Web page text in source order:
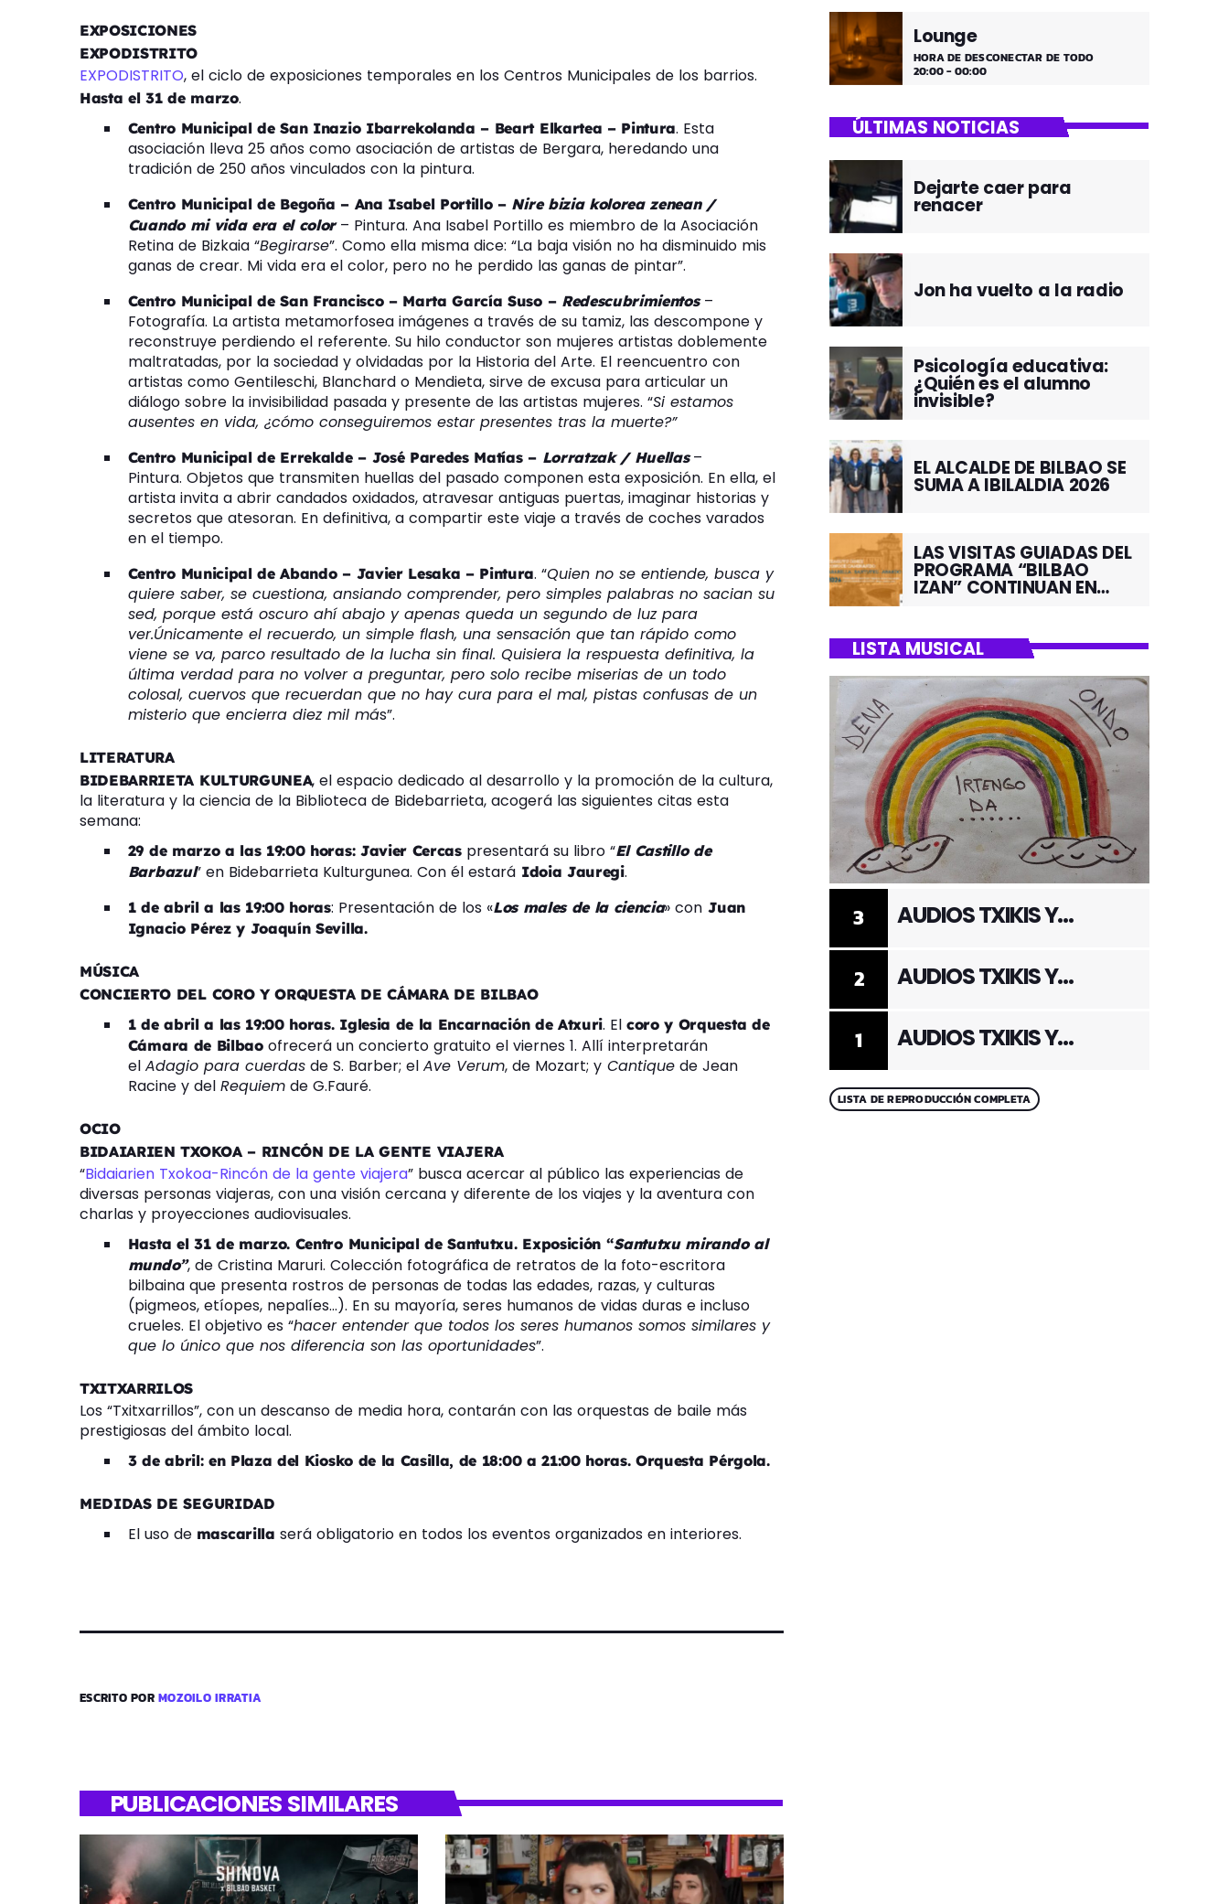
EXPOSICIONES
EXPODISTRITO
EXPODISTRITO, el ciclo de exposiciones temporales en los Centros Municipales de los barrios.
Hasta el 31 de marzo.
Centro Municipal de San Inazio Ibarrekolanda – Beart Elkartea – Pintura. Esta
asociación lleva 25 años como asociación de artistas de Bergara, heredando una
tradición de 250 años vinculados con la pintura.
Centro Municipal de Begoña – Ana Isabel Portillo – Nire bizia kolorea zenean /
Cuando mi vida era el color– Pintura. Ana Isabel Portillo es miembro de la Asociación
Retina de Bizkaia “Begirarse”. Como ella misma dice: “La baja visión no ha disminuido mis
ganas de crear. Mi vida era el color, pero no he perdido las ganas de pintar”.
Centro Municipal de San Francisco – Marta García Suso – Redescubrimientos –
Fotografía. La artista metamorfosea imágenes a través de su tamiz, las descompone y
reconstruye perdiendo el referente. Su hilo conductor son mujeres artistas doblemente
maltratadas, por la sociedad y olvidadas por la Historia del Arte. El reencuentro con
artistas como Gentileschi, Blanchard o Mendieta, sirve de excusa para articular un
diálogo sobre la invisibilidad pasada y presente de las artistas mujeres. “Si estamos
ausentes en vida, ¿cómo conseguiremos estar presentes tras la muerte?”
Centro Municipal de Errekalde – José Paredes Matías – Lorratzak / Huellas–
Pintura. Objetos que transmiten huellas del pasado componen esta exposición. En ella, el
artista invita a abrir candados oxidados, atravesar antiguas puertas, imaginar historias y
secretos que atesoran. En definitiva, a compartir este viaje a través de coches varados
en el tiempo.
Centro Municipal de Abando – Javier Lesaka – Pintura. “Quien no se entiende, busca y
quiere saber, se cuestiona, ansiando comprender, pero simples palabras no sacian su
sed, porque está oscuro ahí abajo y apenas queda un segundo de luz para
ver.Únicamente el recuerdo, un simple flash, una sensación que tan rápido como
viene se va, parco resultado de la lucha sin final. Quisiera la respuesta definitiva, la
última verdad para no volver a preguntar, pero solo recibe miserias de un todo
colosal, cuervos que recuerdan que no hay cura para el mal, pistas confusas de un
misterio que encierra diez mil más”.
LITERATURA
BIDEBARRIETA KULTURGUNEA, el espacio dedicado al desarrollo y la promoción de la cultura,
la literatura y la ciencia de la Biblioteca de Bidebarrieta, acogerá las siguientes citas esta
semana:
29 de marzo a las 19:00 horas: Javier Cercaspresentará su libro “El Castillo de
Barbazul” en Bidebarrieta Kulturgunea. Con él estará Idoia Jauregi.
1 de abril a las 19:00 horas: Presentación de los «Los males de la ciencia» con Juan
Ignacio Pérez y Joaquín Sevilla.
MÚSICA
CONCIERTO DEL CORO Y ORQUESTA DE CÁMARA DE BILBAO
1 de abril a las 19:00 horas. Iglesia de la Encarnación de Atxuri. El coro y Orquesta de
Cámara de Bilbaoofrecerá un concierto gratuito el viernes 1. Allí interpretarán
el Adagio para cuerdasde S. Barber; el Ave Verum, de Mozart; yCantiquede Jean
Racine y del Requiemde G.Fauré.
OCIO
BIDAIARIEN TXOKOA – RINCÓN DE LA GENTE VIAJERA
“Bidaiarien Txokoa-Rincón de la gente viajera” busca acercar al público las experiencias de
diversas personas viajeras, con una visión cercana y diferente de los viajes y la aventura con
charlas y proyecciones audiovisuales.
Hasta el 31 de marzo. Centro Municipal de Santutxu. Exposición “Santutxu mirando al
mundo”, de Cristina Maruri. Colección fotográfica de retratos de la foto-escritora
bilbaina que presenta rostros de personas de todas las edades, razas, y culturas
(pigmeos, etíopes, nepalíes…). En su mayoría, seres humanos de vidas duras e incluso
crueles. El objetivo es “hacer entender que todos los seres humanos somos similares y
que lo único que nos diferencia son las oportunidades”.
TXITXARRILOS
Los “Txitxarrillos”, con un descanso de media hora, contarán con las orquestas de baile más
prestigiosas del ámbito local.
3 de abril: en Plaza del Kiosko de la Casilla, de 18:00 a 21:00 horas. Orquesta Pérgola.
MEDIDAS DE SEGURIDAD
El uso de mascarilla será obligatorio en todos los eventos organizados en interiores.
ESCRITO PORMOZOILO IRRATIA
PUBLICACIONES SIMILARES
Lounge
HORA DE DESCONECTAR DE TODO
20:00 - 00:00
ÚLTIMAS NOTICIAS
Dejarte caer para
renacer
Jon ha vuelto a la radio
Psicología educativa:
¿Quién es el alumno
invisible?
EL ALCALDE DE BILBAO SE
SUMA A IBILALDIA 2026
LAS VISITAS GUIADAS DEL
PROGRAMA “BILBAO
IZAN” CONTINUAN EN
LISTA MUSICAL
1 AUDIOS TXIKIS Y
2 AUDIOS TXIKIS Y
3 AUDIOS TXIKIS Y
LISTA DE REPRODUCCIÓN COMPLETA